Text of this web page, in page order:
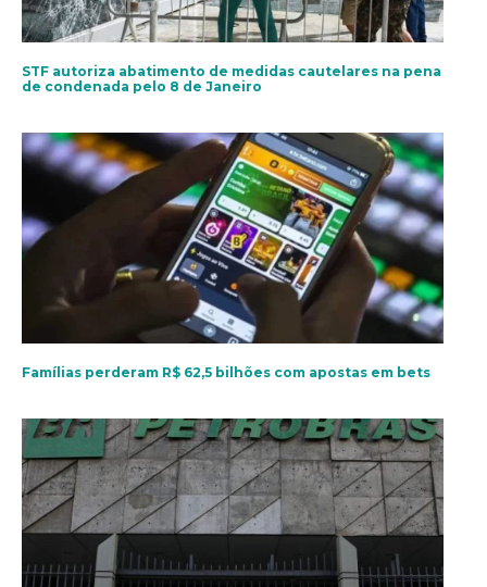
STF autoriza abatimento de medidas cautelares na pena
de condenada pelo 8 de Janeiro
Famílias perderam R$ 62,5 bilhões com apostas em bets